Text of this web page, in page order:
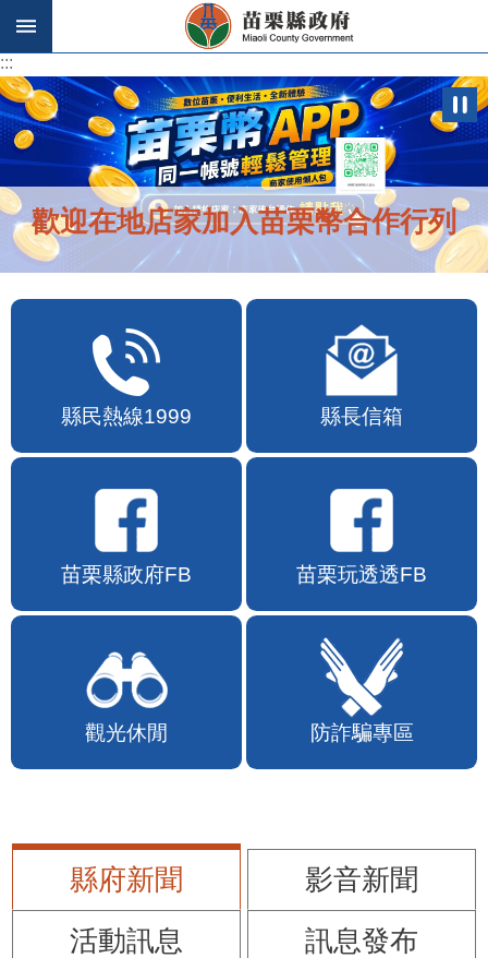
跳到主要內容區塊
:::
:::
歡迎在地店家加入苗栗幣合作行列
縣民熱線1999 縣長信箱
苗栗縣政府FB 苗栗玩透透FB
觀光休閒 防詐騙專區
縣府新聞
影音新聞
活動訊息
訊息發布